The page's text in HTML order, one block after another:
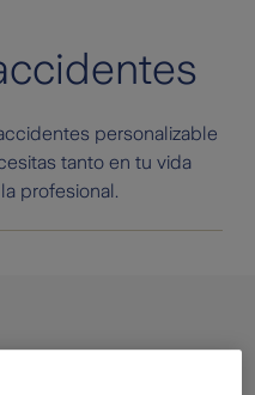
personalizable
tanto en tu vida
profesional.